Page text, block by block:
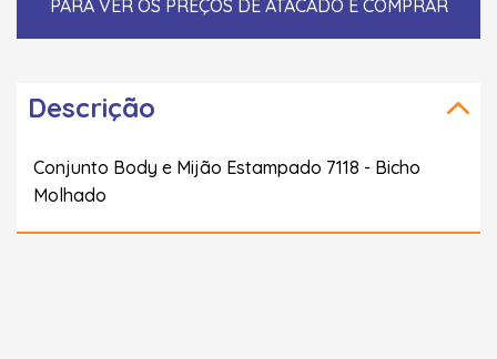
PARA VER OS PREÇOS DE ATACADO E COMPRAR
Descrição
Conjunto Body e Mijão Estampado 7118 - Bicho
Molhado